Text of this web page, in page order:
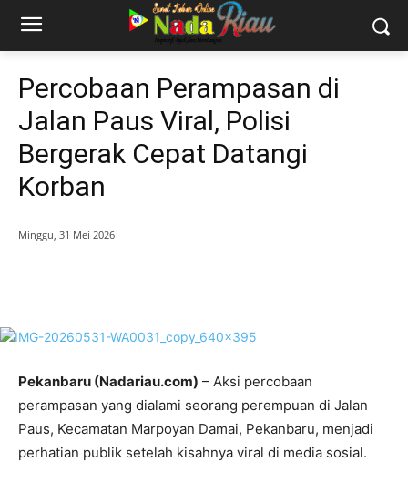
Percobaan Perampasan di
Jalan Paus Viral, Polisi
Bergerak Cepat Datangi
Korban
Minggu, 31 Mei 2026
Pekanbaru (Nadariau.com) – Aksi percobaan
perampasan yang dialami seorang perempuan di Jalan
Paus, Kecamatan Marpoyan Damai, Pekanbaru, menjadi
perhatian publik setelah kisahnya viral di media sosial.